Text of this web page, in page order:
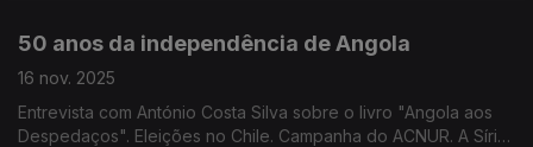
50 anos da independência de Angola
16 nov. 2025
Entrevista com António Costa Silva sobre o livro "Angola aos
Despedaços". Eleições no Chile. Campanha do ACNUR. A Síria.